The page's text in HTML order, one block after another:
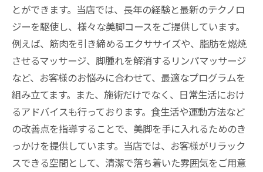
とができます。当店では、長年の経験と最新のテクノロ
ジーを駆使し、様々な美脚コースをご提供しています。
例えば、筋肉を引き締めるエクササイズや、脂肪を燃焼
させるマッサージ、脚腫れを解消するリンパマッサージ
など、お客様のお悩みに合わせて、最適なプログラムを
組み立てます。また、施術だけでなく、日常生活におけ
るアドバイスも行っております。食生活や運動方法など
の改善点を指導することで、美脚を手に入れるためのき
っかけを提供しています。当店では、お客様がリラック
スできる空間として、清潔で落ち着いた雰囲気をご用意